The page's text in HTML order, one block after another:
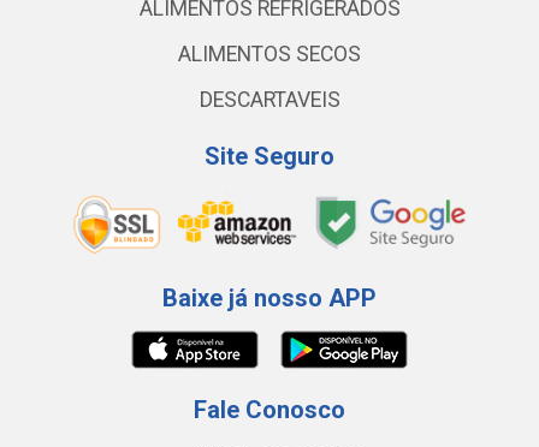
ALIMENTOS REFRIGERADOS
ALIMENTOS SECOS
DESCARTAVEIS
Site Seguro
Baixe já nosso APP
Fale Conosco